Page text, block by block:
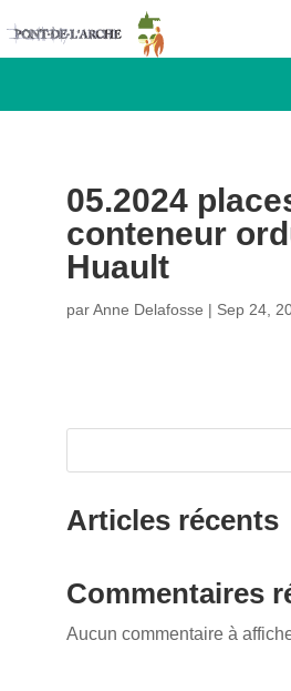
05.2024
conteneur
Huault
parAnne Delafosse | Sep 24,
Articles récents
Commentaires
Aucun commentaire à